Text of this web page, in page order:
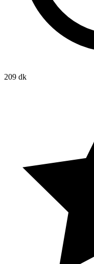
209 dk